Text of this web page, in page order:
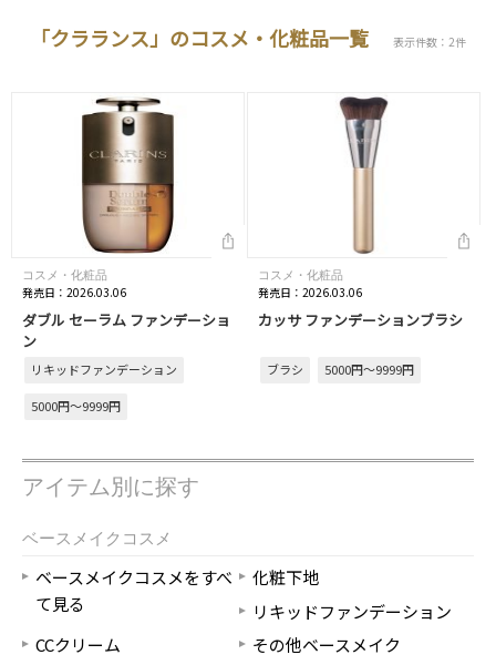
「クラランス」のコスメ・化粧品一覧 表示件数：2件
コスメ・化粧品
発売日：2026.03.06
ダブル セーラム ファンデーショ
ン
リキッドファンデーション
5000円～9999円
コスメ・化粧品
発売日：2026.03.06
カッサ ファンデーションブラシ
ブラシ 5000円～9999円
アイテム別に探す
ベースメイクコスメ
ベースメイクコスメをすべ
て見る
化粧下地
リキッドファンデーション
CCクリーム
その他ベースメイク